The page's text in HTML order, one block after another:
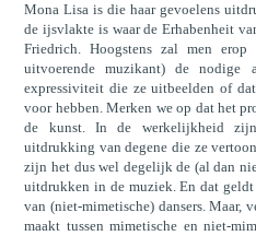
Mona Lisa is die haar gevoelens
de ijsvlakte is waar de Erhabenheit
Friedrich. Hoogstens zal men
uitvoerende muzikant) de nodige
expressiviteit die ze uitbeelden of
voor hebben. Merken we op dat het
de kunst. In de werkelijkheid
uitdrukking van degene die ze
zijn het dus wel degelijk de (al dan
uitdrukken in de muziek. En dat geldt
van (niet-mimetische) dansers. Maar,
maakt tussen mimetische en niet-